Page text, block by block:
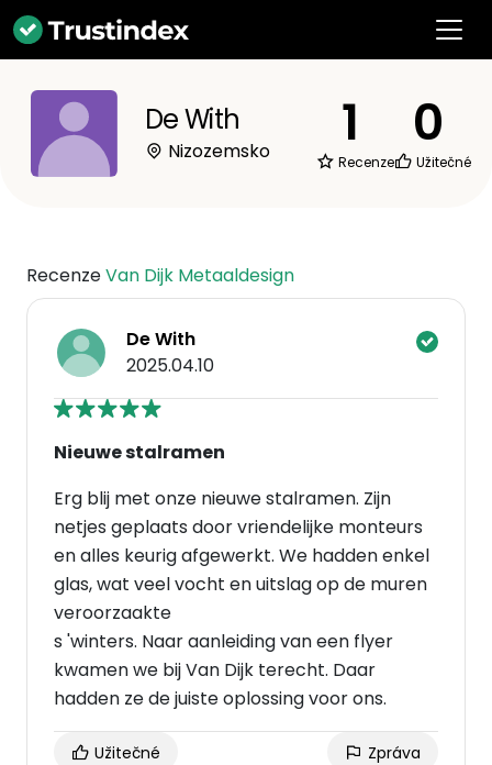
De With
Nizozemsko 1
Recenze
0
Užitečné
RecenzeVan Dijk Metaaldesign
De With
2025.04.10
Nieuwe stalramen
Erg blij met onze nieuwe stalramen. Zijn
netjes geplaats door vriendelijke monteurs
en alles keurig afgewerkt. We hadden enkel
glas, wat veel vocht en uitslag op de muren
veroorzaakte
s 'winters. Naar aanleiding van een flyer
kwamen we bij Van Dijk terecht. Daar
hadden ze de juiste oplossing voor ons.
Užitečné Zpráva